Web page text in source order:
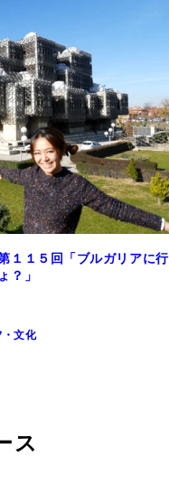
１１５回「ブルガリアに行
？」
・文化
ス